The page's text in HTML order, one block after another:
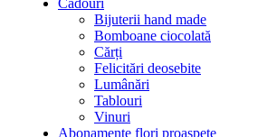
Cadouri
Bijuterii hand made
Bomboane ciocolată
Cărți
Felicitări deosebite
Lumânări
Tablouri
Vinuri
Abonamente flori proaspete